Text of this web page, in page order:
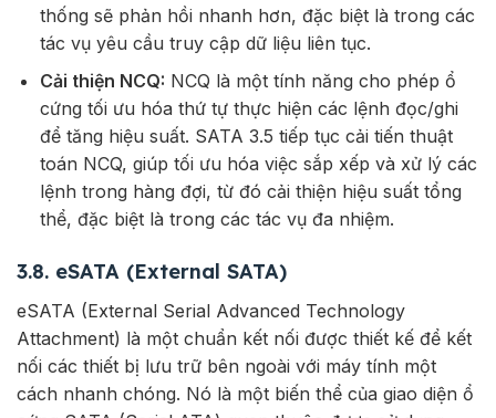
thống sẽ phản hồi nhanh hơn, đặc biệt là trong các
tác vụ yêu cầu truy cập dữ liệu liên tục.
Cải thiện NCQ: NCQ là một tính năng cho phép ổ
cứng tối ưu hóa thứ tự thực hiện các lệnh đọc/ghi
để tăng hiệu suất. SATA 3.5 tiếp tục cải tiến thuật
toán NCQ, giúp tối ưu hóa việc sắp xếp và xử lý các
lệnh trong hàng đợi, từ đó cải thiện hiệu suất tổng
thể, đặc biệt là trong các tác vụ đa nhiệm.
3.8. eSATA (External SATA)
eSATA (External Serial Advanced Technology
Attachment) là một chuẩn kết nối được thiết kế để kết
nối các thiết bị lưu trữ bên ngoài với máy tính một
cách nhanh chóng. Nó là một biến thể của giao diện ổ